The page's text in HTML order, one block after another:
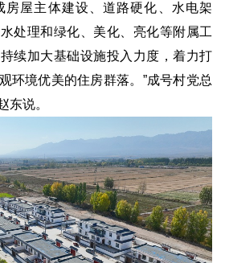
房屋主体建设、道路硬化、水电架
处理和绿化、美化、亮化等附属工
续加大基础设施投入力度，着力打
环境优美的住房群落。”成号村党总
东说。